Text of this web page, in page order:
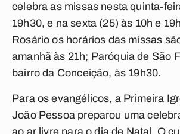
celebra as missas nesta quinta-
19h30, e na sexta (25) às 10h e
Rosário os horários das missas
amanhã às 21h; Paróquia de São
bairro da Conceição, às 19h30.
Para os evangélicos, a Primeira
João Pessoa preparou uma
ao ar livre para o dia de Natal. O